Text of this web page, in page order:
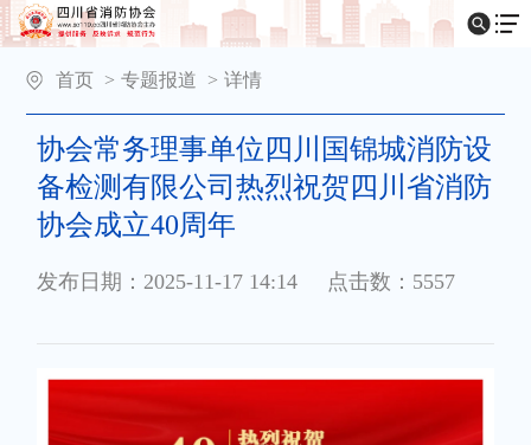
首页 > 专题报道 > 详情
协会常务理事单位四川国锦城消防设
备检测有限公司热烈祝贺四川省消防
协会成立40周年
发布日期：2025-11-17 14:14 点击数：5557